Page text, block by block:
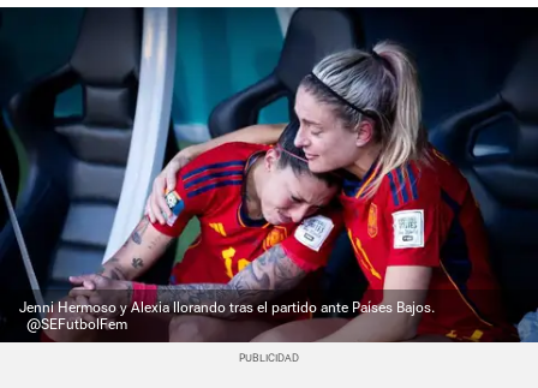
Jenni Hermoso y Alexia llorando tras el partido ante Países Bajos.
@SEFutbolFem